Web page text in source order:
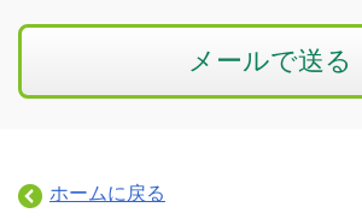
メールで送る
ホームに戻る